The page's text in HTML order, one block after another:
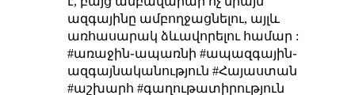
ազգայինը ամբողջացնելու, այլև
առհասարակ ձևավորելու համար :
#առաջին֊ապառնի #ապազգային֊
ազգայնականություն #Հայաստան
#աշխարհ #գաղութատիրություն